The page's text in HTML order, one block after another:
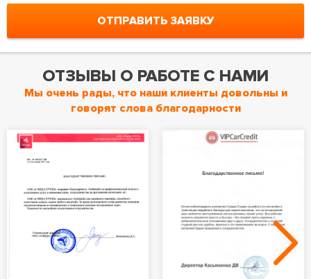
ОТПРАВИТЬ ЗАЯВКУ
ОТЗЫВЫ О РАБОТЕ С НАМИ
Мы очень рады, что наши клиенты довольны и
говорят слова благодарности